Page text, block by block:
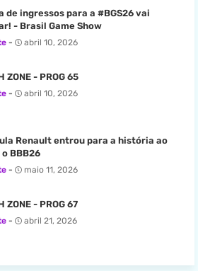
de ingressos para a #BGS26 vai
- Brasil Game Show
abril 10, 2026
ZONE - PROG 65
abril 10, 2026
Renault entrou para a história ao
BBB26
maio 11, 2026
ZONE - PROG 67
abril 21, 2026